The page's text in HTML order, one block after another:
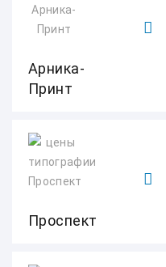
Арника-
Принт
Проспект